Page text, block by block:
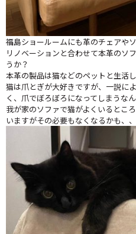
福島ショールームにも革のチェアや
リノベーションと合わせて本革のソ
うか？
本革の製品は猫などのペットと生活
猫は爪とぎが大好きですが、一説に
く、爪でぼろぼろになってしまうな
我が家のソファで猫がよくいるとこ
いますがその必要もなくなるかも、、